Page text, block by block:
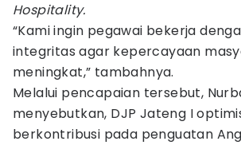
Hospitality.
“Kami ingin pegawai bekerja
integritas agar kepercayaan
meningkat,” tambahnya.
Melalui pencapaian tersebut,
menyebutkan, DJP Jateng I
berkontribusi pada penguatan